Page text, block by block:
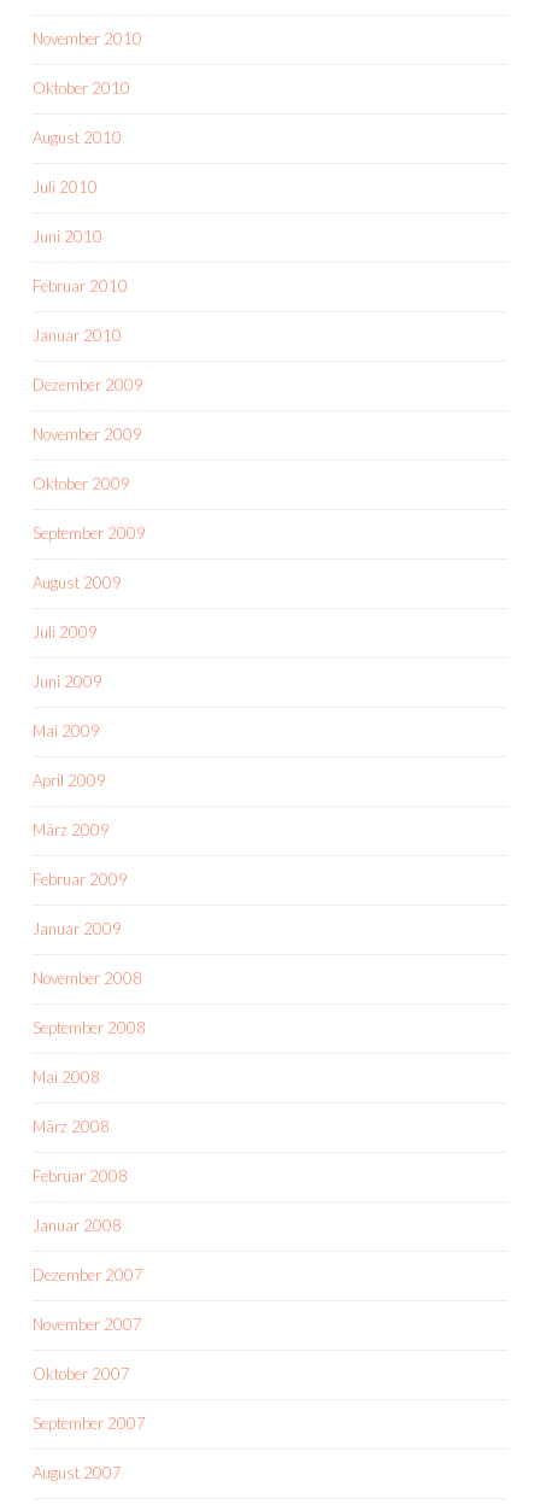
November 2010
Oktober 2010
August 2010
Juli 2010
Juni 2010
Februar 2010
Januar 2010
Dezember 2009
November 2009
Oktober 2009
September 2009
August 2009
Juli 2009
Juni 2009
Mai 2009
April 2009
März 2009
Februar 2009
Januar 2009
November 2008
September 2008
Mai 2008
März 2008
Februar 2008
Januar 2008
Dezember 2007
November 2007
Oktober 2007
September 2007
August 2007